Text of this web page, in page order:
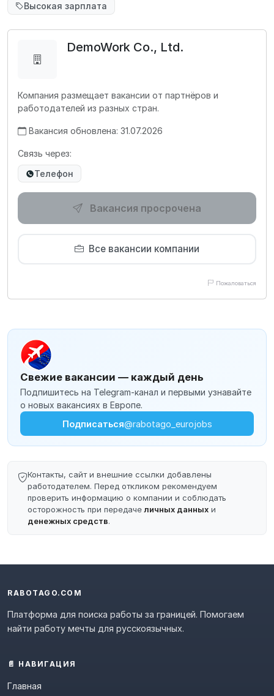
Высокая зарплата
DemoWork Co., Ltd.
Компания размещает вакансии от партнёров и
работодателей из разных стран.
Вакансия обновлена: 31.07.2026
Связь через:
Телефон
Вакансия просрочена
Все вакансии компании
Пожаловаться
Свежие вакансии — каждый день
Подпишитесь на Telegram-канал и первыми узнавайте
о новых вакансиях в Европе.
Подписаться@rabotago_eurojobs
Контакты, сайт и внешние ссылки добавлены
работодателем. Перед откликом рекомендуем
проверить информацию о компании и соблюдать
осторожность при передачеличных данных и
денежных средств.
RABOTAGO.COM
Платформа для поиска работы за границей. Помогаем
найти работу мечты для русскоязычных.
📄 НАВИГАЦИЯ
Главная